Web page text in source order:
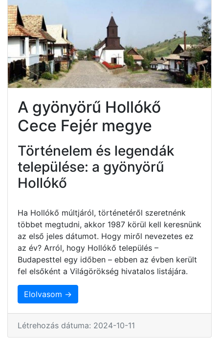
A gyönyörű Hollókő
Cece Fejér megye
Történelem és legendák
települése: a gyönyörű
Hollókő
Ha Hollókő múltjáról, történetéről szeretnénk
többet megtudni, akkor 1987 körül kell keresnünk
az első jeles dátumot. Hogy miről nevezetes ez
az év? Arról, hogy Hollókő település –
Budapesttel egy időben – ebben az évben került
fel elsőként a Világörökség hivatalos listájára.
Elolvasom →
Létrehozás dátuma: 2024-10-11